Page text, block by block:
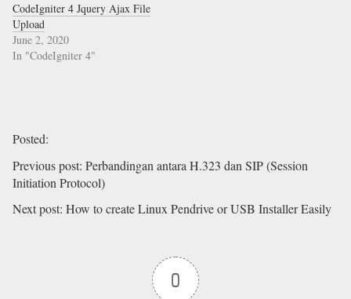
CodeIgniter 4 Jquery Ajax File
Upload
June 2, 2020
In "CodeIgniter 4"
Posted:
Previous post: Perbandingan antara H.323 dan SIP (Session
Initiation Protocol)
Next post: How to create Linux Pendrive or USB Installer Easily
0